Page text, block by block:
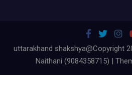
uttarakhand shakshya@Copyright
Naithani (9084358715) |